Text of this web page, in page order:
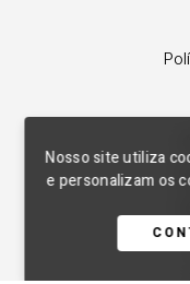
Nosso site utiliza
e personalizam os